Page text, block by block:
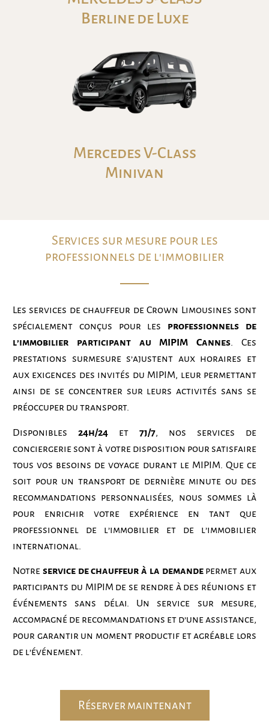
Berline de Luxe
Mercedes V-Class
Minivan
Services sur mesure pour les
professionnels de l'immobilier
Les services de chauffeur de Crown Limousines sont
spécialement conçus pour les professionnels de
l’immobilier participant au MIPIM Cannes. Ces
prestations surmesure s’ajustent aux horaires et
aux exigences des invités du MIPIM, leur permettant
ainsi de se concentrer sur leurs activités sans se
préoccuper du transport.
Disponibles 24h/24 et 7j/7, nos services de
conciergerie sont à votre disposition pour satisfaire
tous vos besoins de voyage durant le MIPIM. Que ce
soit pour un transport de dernière minute ou des
recommandations personnalisées, nous sommes là
pour enrichir votre expérience en tant que
professionnel de l’immobilier et de l’immobilier
international.
Notre service de chauffeur à la demandepermet aux
participants du MIPIM de se rendre à des réunions et
événements sans délai. Un service sur mesure,
accompagné de recommandations et d’une assistance,
pour garantir un moment productif et agréable lors
de l’événement.
Réserver maintenant